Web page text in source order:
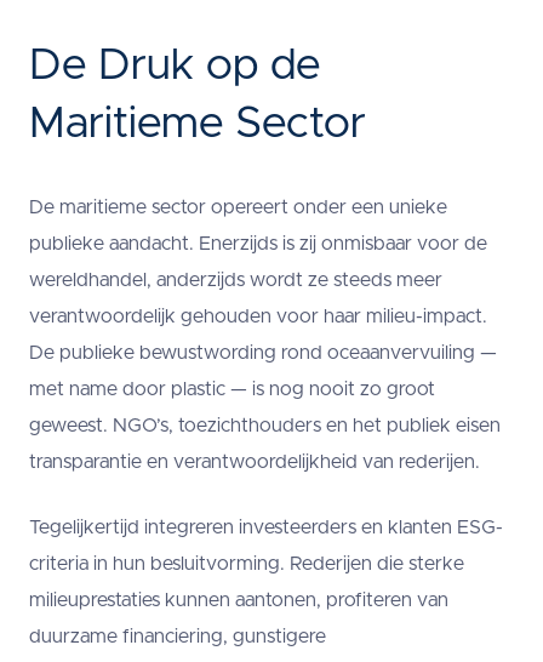
De Druk op de
Maritieme Sector
De maritieme sector opereert onder een unieke
publieke aandacht. Enerzijds is zij onmisbaar voor de
wereldhandel, anderzijds wordt ze steeds meer
verantwoordelijk gehouden voor haar milieu-impact.
De publieke bewustwording rond oceaanvervuiling —
met name door plastic — is nog nooit zo groot
geweest. NGO’s, toezichthouders en het publiek eisen
transparantie en verantwoordelijkheid van rederijen.
Tegelijkertijd integreren investeerders en klanten ESG-
criteria in hun besluitvorming. Rederijen die sterke
milieuprestaties kunnen aantonen, profiteren van
duurzame financiering, gunstigere